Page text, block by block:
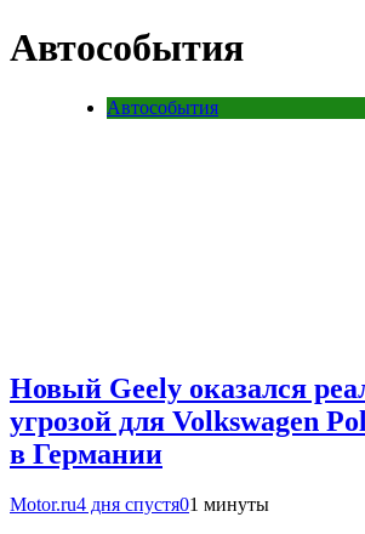
Автособытия
Автособытия
Новый Geely оказался
угрозой для Volkswagen
в Германии
Motor.ru4 дня спустя01 минуты